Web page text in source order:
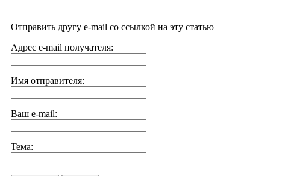
Отправить другу e-mail со ссылкой на эту статью
Адрес e-mail получателя:
Имя отправителя:
Ваш e-mail:
Тема: